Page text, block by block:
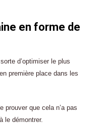
en forme de
d’optimiser le plus
première place dans les
prouver que cela n’a pas
le démontrer.